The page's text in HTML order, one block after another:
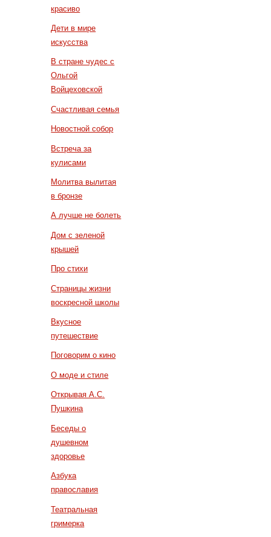
красиво
Дети в мире
искусства
В стране чудес с
Ольгой
Войцеховской
Счастливая семья
Новостной собор
Встреча за
кулисами
Молитва вылитая
в бронзе
А лучше не болеть
Дом с зеленой
крышей
Про стихи
Страницы жизни
воскресной школы
Вкусное
путешествие
Поговорим о кино
О моде и стиле
Открывая А.С.
Пушкина
Беседы о
душевном
здоровье
Азбука
православия
Театральная
гримерка